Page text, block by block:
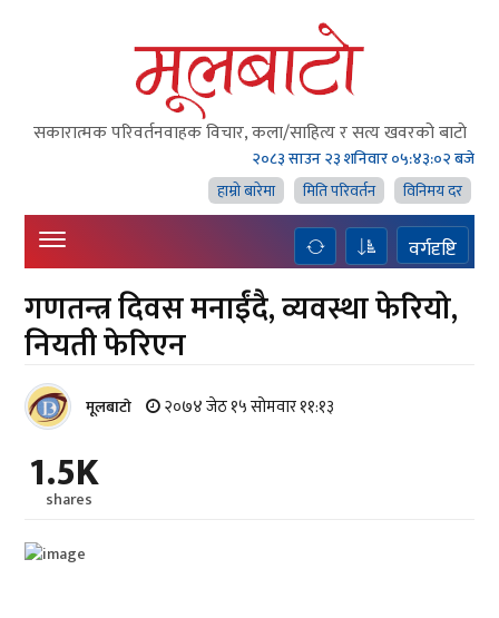
सकारात्मक परिवर्तनवाहक विचार, कला/साहित्य र सत्य खवरको बाटाे
२०८३ साउन २३ शनिवार०५:४३:०२ बजे
हाम्राे बारेमा
मिति परिवर्तन विनिमय दर
वर्गदृष्टि
गणतन्त्र दिवस मनाईंदै, व्यवस्था फेरियो,
नियती फेरिएन
मूलबाटाे २०७४ जेठ १५ सोमवार ११:१३
1.5K
shares